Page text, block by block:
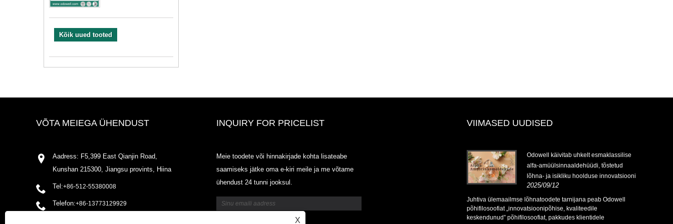
Kõik uued tooted
VÕTA MEIEGA ÜHENDUST
Aadress: F5,399 East Qianjin Road,
Kunshan 215300, Jiangsu provints, Hiina
Tel:+86-512-55380008
Telefon:+86-13773129929
INQUIRY FOR PRICELIST
Meie toodete või hinnakirjade kohta lisateabe
saamiseks jätke oma e-kiri meile ja me võtame
ühendust 24 tunni jooksul.
VIIMASED UUDISED
20125.6.14-2025.07.25
Odowell käivitab uhkelt esmaklassilise
alfa-amüülsinnaaldehüüdi, tõstetud
lõhna- ja isikliku hoolduse innovatsiooni
2025/09/12
Juhtiva ülemaailmse lõhnatoodete tarnijana peab Odowell
põhifilosoofiat „innovatsioonipõhise, kvaliteedile
keskendunud” põhifilosoofiat, pakkudes klientidele
X